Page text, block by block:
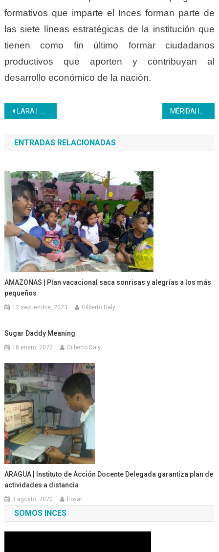
formativos que imparte el Inces forman parte de
las siete líneas estratégicas de la institución que
tienen como fin último formar ciudadanos
productivos que aporten y contribuyan al
desarrollo económico de la nación.
Navegación
de
entradas
LARA | Personal de Inces Lara recibe jubilaciones reglamentarias
ENTRADAS RELACIONADAS
AMAZONAS | Plan vacacional saca sonrisas y alegrías a los más
pequeños
12 septiembre, 2023 Gilberto Daly
Sugar Daddy Meaning
18 enero, 2022 Gilberto Daly
ARAGUA | Instituto de Acción Docente Delegada garantiza plan de
actividades a distancia
3 agosto, 2020 ltovar
SOMOS INCES